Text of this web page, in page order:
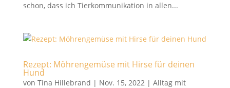
schon, dass ich Tierkommunikation in allen...
Rezept: Möhrengemüse mit Hirse für deinen
Hund
von Tina Hillebrand | Nov. 15, 2022| Alltag mit